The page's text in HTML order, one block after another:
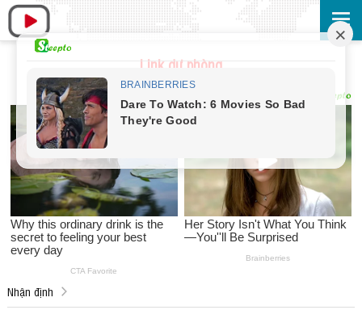
Link dự phòng
Nhận định